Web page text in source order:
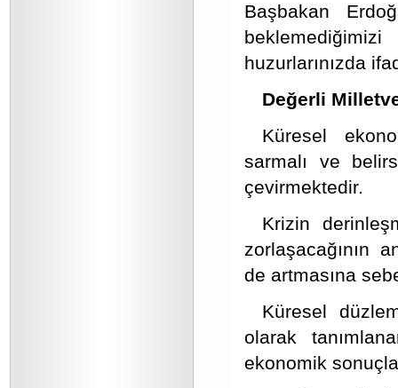
Başbakan
huzurlarınızda
Değerli
Küresel
sarmalı ve
çevirmektedir.
Krizin
zorlaşacağının
de artmasına
Küresel
olarak
ekonomik